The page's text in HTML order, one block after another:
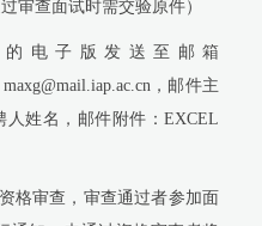
审查面试时需交验原件）
子版发送至邮箱
，邮件主
姓名，邮件附件：EXCEL
审查，审查通过者参加面